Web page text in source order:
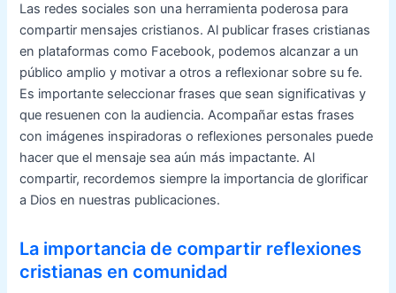
Las redes sociales son una herramienta poderosa para
compartir mensajes cristianos. Al publicar frases cristianas
en plataformas como Facebook, podemos alcanzar a un
público amplio y motivar a otros a reflexionar sobre su fe.
Es importante seleccionar frases que sean significativas y
que resuenen con la audiencia. Acompañar estas frases
con imágenes inspiradoras o reflexiones personales puede
hacer que el mensaje sea aún más impactante. Al
compartir, recordemos siempre la importancia de glorificar
a Dios en nuestras publicaciones.
La importancia de compartir reflexiones
cristianas en comunidad